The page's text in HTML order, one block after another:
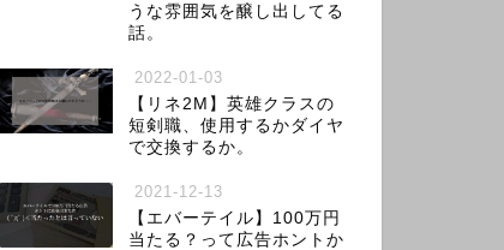
うな雰囲気を醸し出してる
話。
2022-01-03
【リネ2M】英雄クラスの
短剣職、使用するかダイヤ
で交換するか。
2021-12-13
【エバーテイル】100万円
当たる？って広告ホントか